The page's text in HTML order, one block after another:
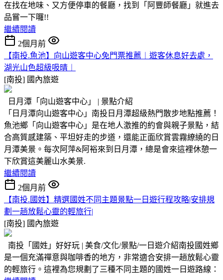
在找在地味、又方便停車的餐廳，找到「阿豐師餐廳」就進去
品嘗一下囉!!
繼續閱讀
2個月前
【南投.魚池】向山遊客中心免門票推薦︱遊客休息好去處，
湖光山色超級吸晴︱
[南投] 國內旅遊
日月潭「向山遊客中心」 | 景點介紹
「日月潭向山遊客中心」南投日月潭超級熱門散步地點推薦！
魚池鄉「向山遊客中心」是在地人激推的約會與親子景點，結
合高質感建築、平坦好走的步道，還能正面欣賞雲霧繚繞的日
月潭美景。每次阿萍&阿裕來到日月潭，總是會來這裡休憩一
下欣賞這美麗山水美景.
繼續閱讀
2個月前
【南投.國姓】精選國姓不同主題景點一日遊行程攻略|安排規
劃一趟放鬆心靈的輕旅行|
[南投] 國內旅遊
南投「國姓」好好玩 | 美食/文化/景點/一日遊介紹南投國姓鄉
是一個充滿禪意與咖啡香的地方，非常適合安排一趟放鬆心靈
的輕旅行。這裡為您規劃了三種不同主題的國姓一日遊路線：